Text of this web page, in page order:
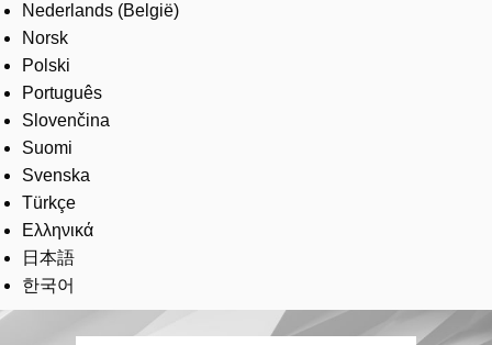
Nederlands (België)
Norsk
Polski
Português
Slovenčina
Suomi
Svenska
Türkçe
Ελληνικά
日本語
한국어